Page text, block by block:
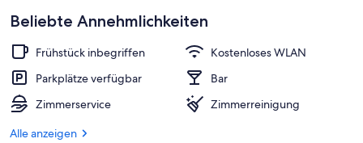
Bar (in der Unterkunft)
Beliebte Annehmlichkeiten
Frühstück inbegriffen
Kostenloses WLAN
Parkplätze verfügbar
Bar
Zimmerservice
Zimmerreinigung
Alle anzeigen